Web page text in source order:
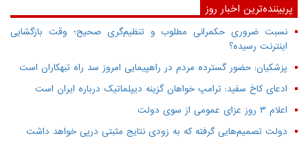
پربیننده‌ترین اخبار روز
نسبت ضروری حکمرانی مطلوب و تنظیم‌گری صحیح؛ وقت بازگشایی
اینترنت رسیده؟
پزشکیان: حضور گسترده مردم در راهپیمایی امروز سد راه تبهکاران است
ادعای کاخ سفید: ترامپ خواهان گزینه دیپلماتیک درباره ایران است
اعلام ۳ روز عزای عمومی از سوی دولت
دولت تصمیم‌هایی گرفته که به زودی نتایج مثبتی درپی خواهد داشت